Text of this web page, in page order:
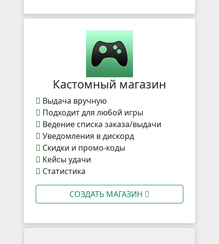
Кастомный магазин
Выдача вручную
Подходит для любой игры
Ведение списка заказа/выдачи
Уведомления в дискорд
Скидки и промо-коды
Кейсы удачи
Статистика
СОЗДАТЬ МАГАЗИН